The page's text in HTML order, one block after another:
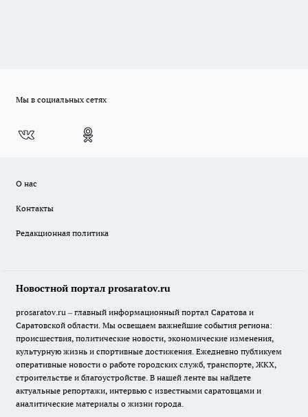
Мы в социальных сетях
О нас
Контакты
Редакционная политика
Новостной портал prosaratov.ru
prosaratov.ru – главный информационный портал Саратова и
Саратовской области. Мы освещаем важнейшие события региона:
происшествия, политические новости, экономические изменения,
культурную жизнь и спортивные достижения. Ежедневно публикуем
оперативные новости о работе городских служб, транспорте, ЖКХ,
строительстве и благоустройстве. В нашей ленте вы найдете
актуальные репортажи, интервью с известными саратовцами и
аналитические материалы о жизни города.